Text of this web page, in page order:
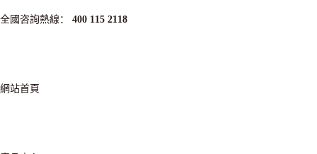
全國咨詢熱線： 400 115 2118
網站首頁